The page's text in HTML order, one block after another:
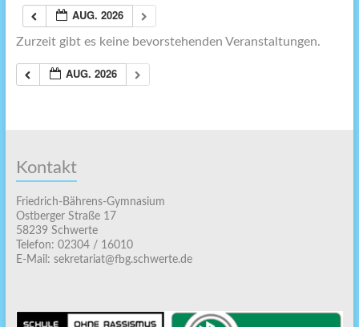
AUG. 2026
Zurzeit gibt es keine bevorstehenden Veranstaltungen.
AUG. 2026
Kontakt
Friedrich-Bährens-Gymnasium
Ostberger Straße 17
58239 Schwerte
Telefon: 02304 / 16010
E-Mail: sekretariat@fbg.schwerte.de